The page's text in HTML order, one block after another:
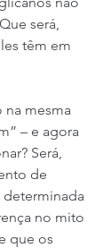
será,
têm em
na mesma
– e agora
Será,
de
determinada
no mito
que os